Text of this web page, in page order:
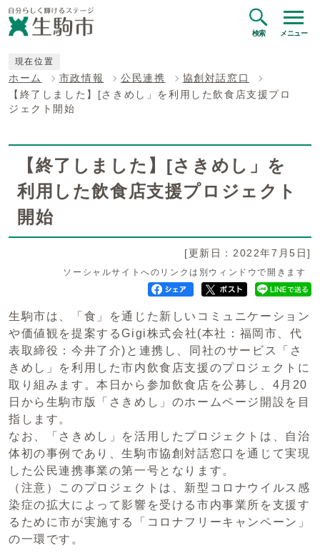
検索 メニュー
現在位置
ホーム 市政情報 公民連携
協創対話窓口
【終了しました】[さきめし」を利用した飲食店支援プロ
ジェクト開始
【終了しました】[さきめし」を
利用した飲食店支援プロジェクト
開始
[更新日：2022年7月5日]
ソーシャルサイトへのリンクは別ウィンドウで開きます
生駒市は、「食」を通じた新しいコミュニケーション
や価値観を提案するGigi株式会社(本社：福岡市、代
表取締役：今井了介)と連携し、同社のサービス「さ
きめし」を利用した市内飲食店支援のプロジェクトに
取り組みます。本日から参加飲食店を公募し、4月20
日から生駒市版「さきめし」のホームページ開設を目
指します。
なお、「さきめし」を活用したプロジェクトは、自治
体初の事例であり、生駒市協創対話窓口を通じて実現
した公民連携事業の第一号となります。
（注意）このプロジェクトは、新型コロナウイルス感
染症の拡大によって影響を受ける市内事業所を支援す
るために市が実施する「コロナフリーキャンペーン」
の一環です。